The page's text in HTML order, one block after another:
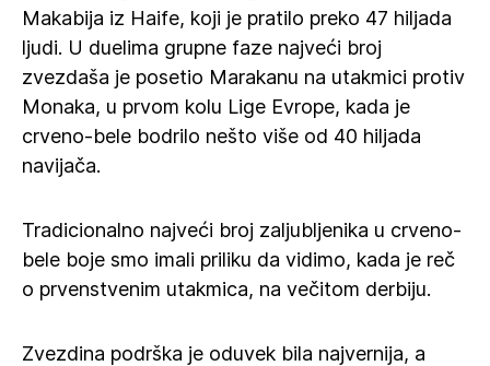
Makabija iz Haife, koji je pratilo preko 47 hiljada
ljudi. U duelima grupne faze najveći broj
zvezdaša je posetio Marakanu na utakmici protiv
Monaka, u prvom kolu Lige Evrope, kada je
crveno-bele bodrilo nešto više od 40 hiljada
navijača.
Tradicionalno najveći broj zaljubljenika u crveno-
bele boje smo imali priliku da vidimo, kada je reč
o prvenstvenim utakmica, na večitom derbiju.
Zvezdina podrška je oduvek bila najvernija, a